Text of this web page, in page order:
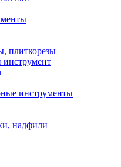
плиткорезы
инструменты
надфили